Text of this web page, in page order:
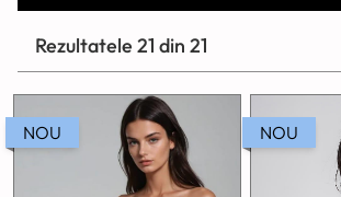
Rezultatele 21 din 21
NOU NOU